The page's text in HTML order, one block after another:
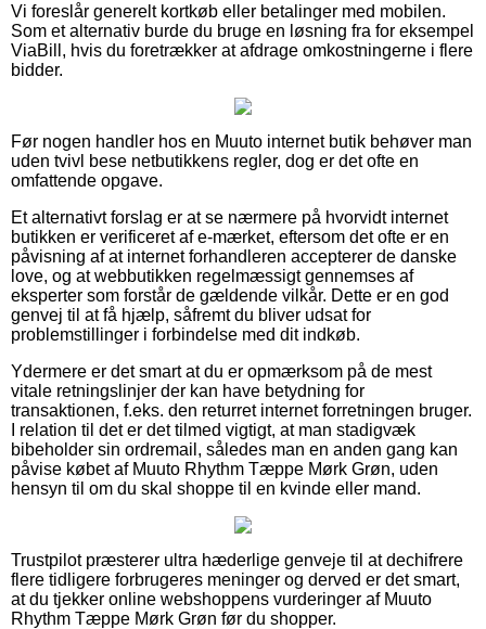
Vi foreslår generelt kortkøb eller betalinger med mobilen.
Som et alternativ burde du bruge en løsning fra for eksempel
ViaBill, hvis du foretrækker at afdrage omkostningerne i flere
bidder.
Før nogen handler hos en Muuto internet butik behøver man
uden tvivl bese netbutikkens regler, dog er det ofte en
omfattende opgave.
Et alternativt forslag er at se nærmere på hvorvidt internet
butikken er verificeret af e-mærket, eftersom det ofte er en
påvisning af at internet forhandleren accepterer de danske
love, og at webbutikken regelmæssigt gennemses af
eksperter som forstår de gældende vilkår. Dette er en god
genvej til at få hjælp, såfremt du bliver udsat for
problemstillinger i forbindelse med dit indkøb.
Ydermere er det smart at du er opmærksom på de mest
vitale retningslinjer der kan have betydning for
transaktionen, f.eks. den returret internet forretningen bruger.
I relation til det er det tilmed vigtigt, at man stadigvæk
bibeholder sin ordremail, således man en anden gang kan
påvise købet af Muuto Rhythm Tæppe Mørk Grøn, uden
hensyn til om du skal shoppe til en kvinde eller mand.
Trustpilot præsterer ultra hæderlige genveje til at dechifrere
flere tidligere forbrugeres meninger og derved er det smart,
at du tjekker online webshoppens vurderinger af Muuto
Rhythm Tæppe Mørk Grøn før du shopper.